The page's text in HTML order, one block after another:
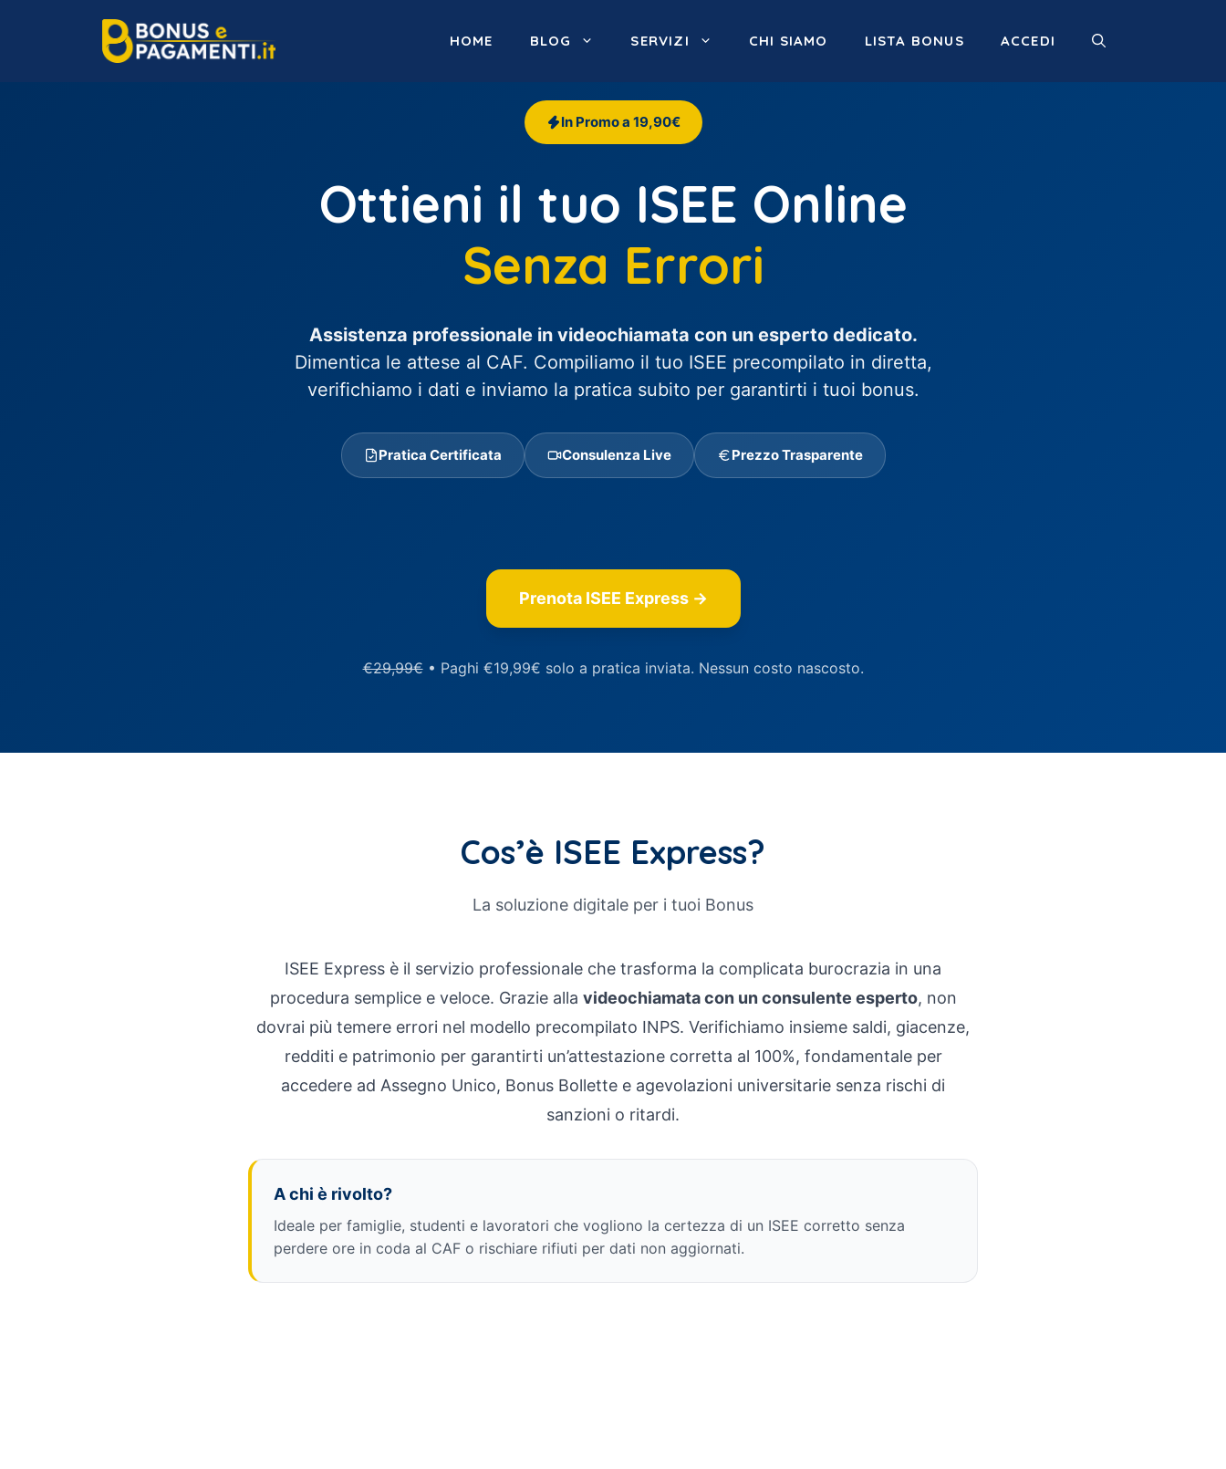
HOME BLOG SERVIZI CHI SIAMO LISTA BONUS ACCEDI
In Promo a 19,90€
Ottieni il tuo ISEE Online
Senza Errori
Assistenza professionale in videochiamata con un esperto dedicato.
Dimentica le attese al CAF. Compiliamo il tuo ISEE precompilato in diretta,
verifichiamo i dati e inviamo la pratica subito per garantirti i tuoi bonus.
Pratica Certificata Consulenza Live Prezzo Trasparente
Prenota ISEE Express →
€29,99€• Paghi €19,99€ solo a pratica inviata. Nessun costo nascosto.
Cos’è ISEE Express?
La soluzione digitale per i tuoi Bonus
ISEE Express è il servizio professionale che trasforma la complicata burocrazia in una
procedura semplice e veloce. Grazie alla videochiamata con un consulente esperto, non
dovrai più temere errori nel modello precompilato INPS. Verifichiamo insieme saldi, giacenze,
redditi e patrimonio per garantirti un’attestazione corretta al 100%, fondamentale per
accedere ad Assegno Unico, Bonus Bollette e agevolazioni universitarie senza rischi di
sanzioni o ritardi.
A chi è rivolto?
Ideale per famiglie, studenti e lavoratori che vogliono la certezza di un ISEE corretto senza
perdere ore in coda al CAF o rischiare rifiuti per dati non aggiornati.